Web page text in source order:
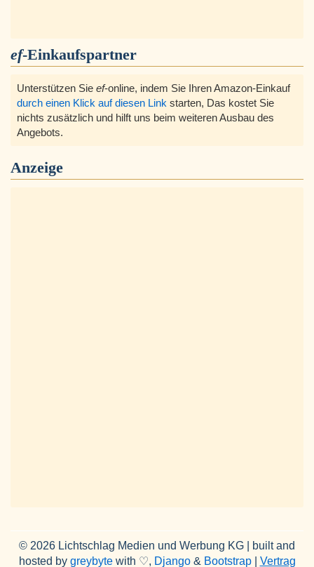
ef-Einkaufspartner
Unterstützen Sie ef-online, indem Sie Ihren Amazon-Einkauf
durch einen Klick auf diesen Link starten, Das kostet Sie
nichts zusätzlich und hilft uns beim weiteren Ausbau des
Angebots.
Anzeige
© 2026 Lichtschlag Medien und Werbung KG | built and
hosted by greybytewith ♡, Django& Bootstrap| Vertrag